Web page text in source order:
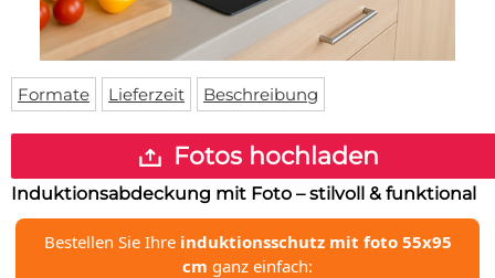
Fußmatte
Bodenmatte
Custom skateboard deck
Über uns
Lieferzeiten
Login
WhatsApp
Formate Lieferzeit Beschreibung
Fotos hochladen
Induktionsabdeckung mit Foto – stilvoll & funktional
Bestellen Sie Ihre induktionsschutz mit foto 55x95
cm ganz einfach: